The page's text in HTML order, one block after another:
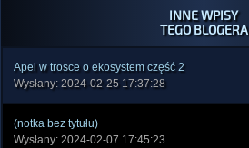
INNE WPISY
TEGO BLOGERA
Apel w trosce o ekosystem część 2
Wysłany: 2024-02-25 17:37:28
(notka bez tytułu)
Wysłany: 2024-02-07 17:45:23